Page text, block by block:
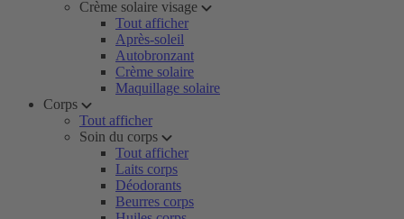
Crème solaire visage
Tout afficher
Après-soleil
Autobronzant
Crème solaire
Maquillage solaire
Corps
Tout afficher
Soin du corps
Tout afficher
Laits corps
Déodorants
Beurres corps